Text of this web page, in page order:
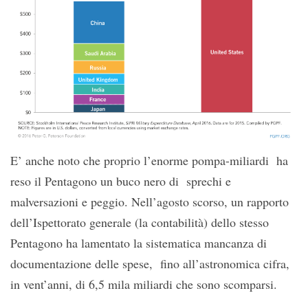
E’ anche noto che proprio l’enorme pompa-miliardi ha
reso il Pentagono un buco nero di sprechi e
malversazioni e peggio. Nell’agosto scorso, un rapporto
dell’Ispettorato generale (la contabilità) dello stesso
Pentagono ha lamentato la sistematica mancanza di
documentazione delle spese, fino all’astronomica cifra,
in vent’anni, di 6,5 mila miliardi che sono scomparsi.